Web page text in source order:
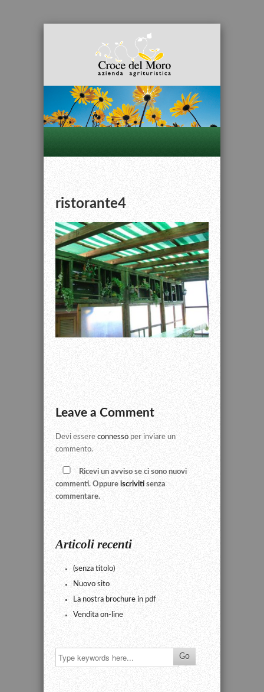
ristorante4
Leave a Comment
Devi essere connesso per inviare un
commento.
Ricevi un avviso se ci sono nuovi
commenti. Oppure iscriviti senza
commentare.
Articoli recenti
(senza titolo)
Nuovo sito
La nostra brochure in pdf
Vendita on-line